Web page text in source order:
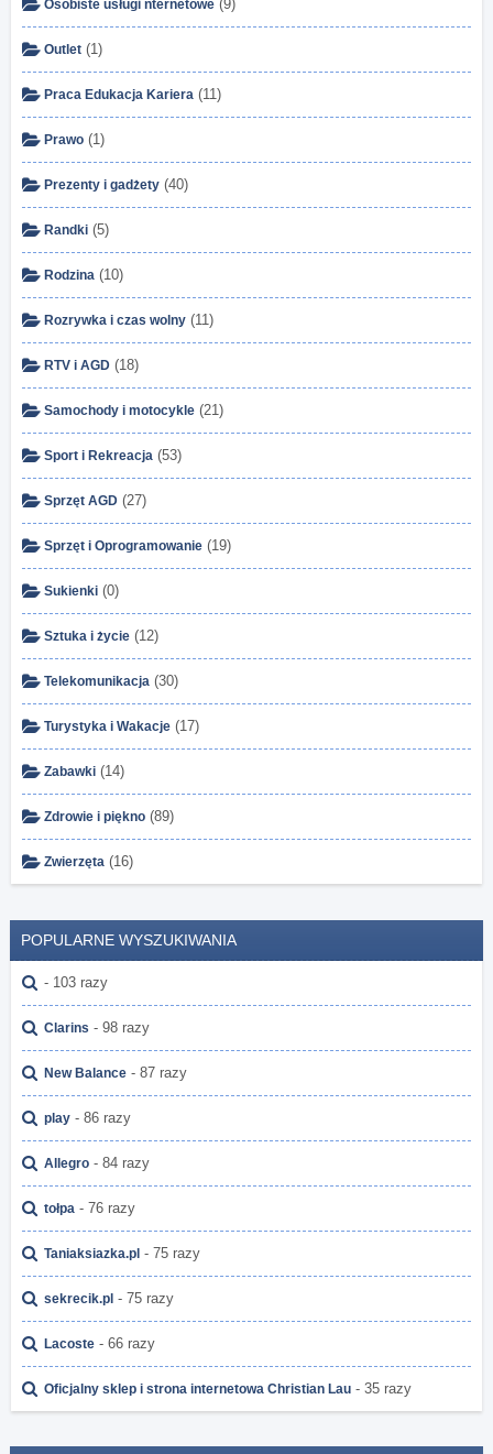
Osobiste usługi nternetowe (9)
Outlet (1)
Praca Edukacja Kariera (11)
Prawo (1)
Prezenty i gadżety (40)
Randki (5)
Rodzina (10)
Rozrywka i czas wolny (11)
RTV i AGD (18)
Samochody i motocykle (21)
Sport i Rekreacja (53)
Sprzęt AGD (27)
Sprzęt i Oprogramowanie (19)
Sukienki (0)
Sztuka i życie (12)
Telekomunikacja (30)
Turystyka i Wakacje (17)
Zabawki (14)
Zdrowie i piękno (89)
Zwierzęta (16)
POPULARNE WYSZUKIWANIA
- 103 razy
Clarins - 98 razy
New Balance - 87 razy
play - 86 razy
Allegro - 84 razy
tołpa - 76 razy
Taniaksiazka.pl - 75 razy
sekrecik.pl - 75 razy
Lacoste - 66 razy
Oficjalny sklep i strona internetowa Christian Lau - 35 razy